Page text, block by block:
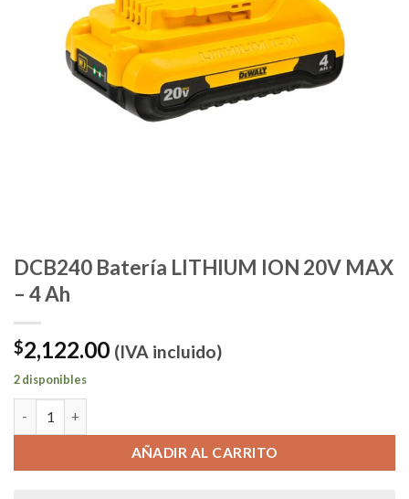
DCB240 Batería LITHIUM ION 20V MAX
– 4 Ah
$2,122.00 (IVA incluido)
2 disponibles
AÑADIR AL CARRITO